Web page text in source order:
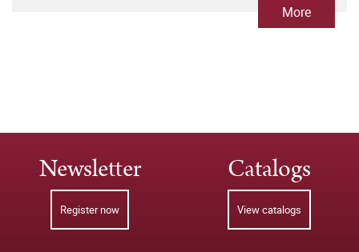
More
Newsletter
Register now
Catalogs
View catalogs